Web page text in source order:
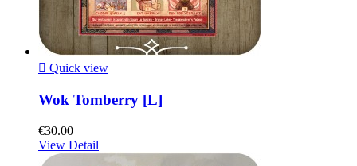
 Quick view
Wok Tomberry [L]
€30.00
View Detail